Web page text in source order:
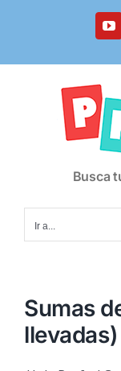
Busca
Ir a...
Sumas
llevadas)